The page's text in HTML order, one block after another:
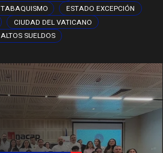
TABAQUISMO
ESTADO EXCEPCIÓN
CIUDAD DEL VATICANO
ALTOS SUELDOS